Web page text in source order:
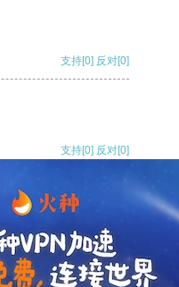
支持[0] 反对[0]
支持[0] 反对[0]
支持[0] 反对